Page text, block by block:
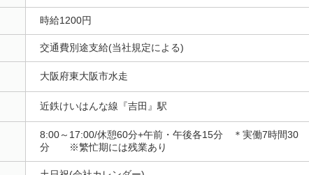
時給1200円
交通費別途支給(当社規定による)
大阪府東大阪市水走
近鉄けいはんな線『吉田』駅
8:00～17:00/休憩60分+午前・午後各15分 ＊実働7時間30
分 ※繁忙期には残業あり